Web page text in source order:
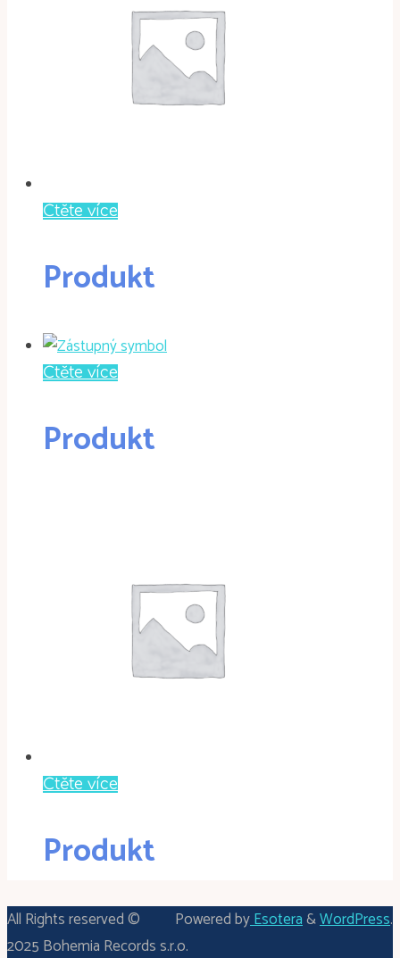
Čtěte více
Produkt
Čtěte více
Produkt
Čtěte více
Produkt
Powered byEsotera&WordPress.
All Rights reserved ©
2025 Bohemia Records s.r.o.